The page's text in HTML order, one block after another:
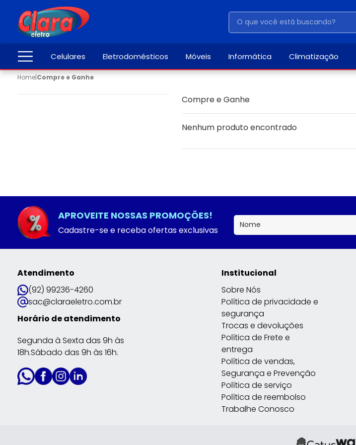
Celulares Eletrodomésticos Móveis Informática Climatização
Home|Compre e Ganhe
Compre e Ganhe
Nenhum produto encontrado
APROVEITE NOSSAS PROMOÇÕES!
Cadastre-se e receba ofertas exclusivas
Atendimento
(92) 99236-4260
sac@claraeletro.com.br
Horário de atendimento
Segunda à Sexta das 9h às
18h.Sábado das 9h às 16h.
Institucional
Sobre Nós
Política de privacidade e
segurança
Trocas e devoluções
Política de Frete e
entrega
Política de vendas,
Segurança e Prevenção
Política de serviço
Política de reembolso
Trabalhe Conosco